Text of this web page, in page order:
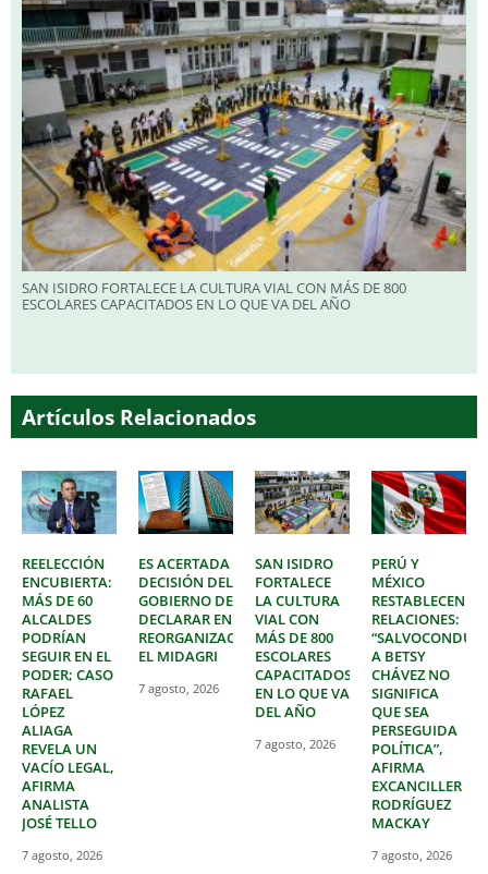
SAN ISIDRO FORTALECE LA CULTURA VIAL CON MÁS DE 800
ESCOLARES CAPACITADOS EN LO QUE VA DEL AÑO
Artículos Relacionados
REELECCIÓN
ENCUBIERTA:
MÁS DE 60
ALCALDES
PODRÍAN
SEGUIR EN EL
PODER; CASO
RAFAEL
LÓPEZ
ALIAGA
REVELA UN
VACÍO LEGAL,
AFIRMA
ANALISTA
JOSÉ TELLO
7 agosto, 2026
ES ACERTADA
DECISIÓN DEL
GOBIERNO DE
DECLARAR EN
REORGANIZACIÓN
EL MIDAGRI
7 agosto, 2026
SAN ISIDRO
FORTALECE
LA CULTURA
VIAL CON
MÁS DE 800
ESCOLARES
CAPACITADOS
EN LO QUE VA
DEL AÑO
7 agosto, 2026
PERÚ Y
MÉXICO
RESTABLECEN
RELACIONES:
A BETSY
CHÁVEZ NO
SIGNIFICA
QUE SEA
PERSEGUIDA
POLÍTICA”,
AFIRMA
EXCANCILLER
RODRÍGUEZ
MACKAY
7 agosto, 2026